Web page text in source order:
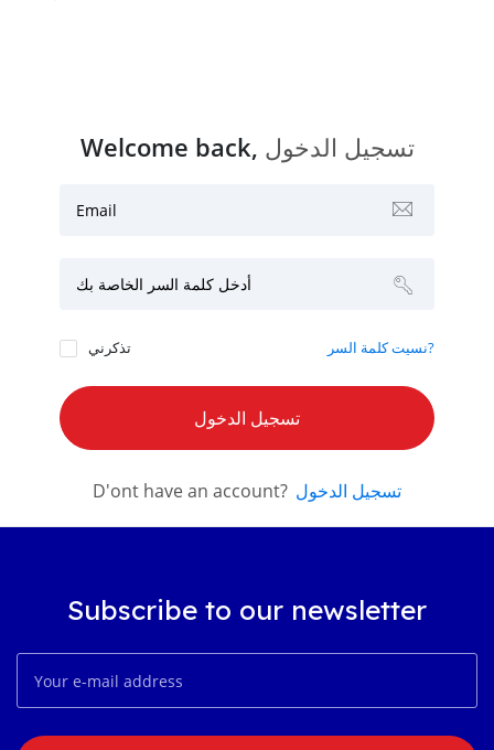
Welcome back, تسجيل الدخول
Email
أدخل كلمة السر الخاصة بك
تذكرني نسيت كلمة السر?
D'ont have an account? تسجيل الدخول
Subscribe to our newsletter